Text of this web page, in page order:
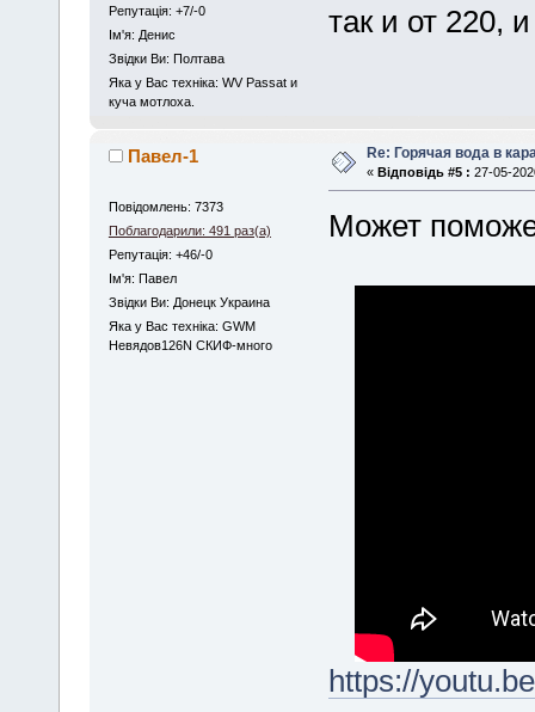
Репутація: +7/-0
Iм'я: Денис
Звідки Ви: Полтава
Яка у Вас техніка: WV Passat и
куча мотлоха.
так и от 220,
Павел-1
Повідомлень: 7373
Поблагодарили: 491 раз(а)
Репутація: +46/-0
Iм'я: Павел
Звідки Ви: Донецк Украина
Яка у Вас техніка: GWM
Невядов126N СКИФ-много
Re: Горячая вода в
« Відповідь #5 : 27-05-
Может
https://